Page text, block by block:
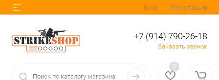
Вход Регистрация
+7 (914) 790-26-18
Заказать звонок
0